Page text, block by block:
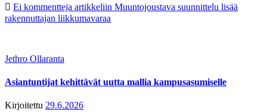
Ei kommentteja artikkeliin Muuntojoustava suunnittelu lisää
rakennuttajan liikkumavaraa
Jethro Ollaranta
Asiantuntijat kehittävät uutta mallia kampusasumiselle
Kirjoitettu 29.6.2026